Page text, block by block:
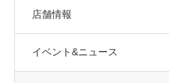
店舗情報
イベント&ニュース